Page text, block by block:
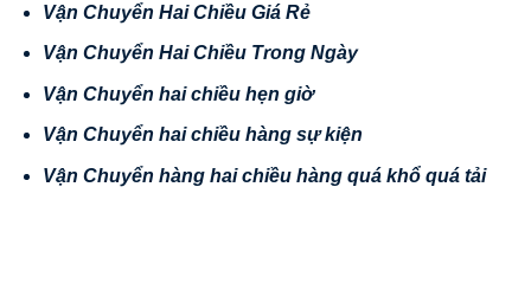
Vận Chuyển Hai Chiều Giá Rẻ
Vận Chuyển Hai Chiều Trong Ngày
Vận Chuyển hai chiều hẹn giờ
Vận Chuyển hai chiều hàng sựkiện
Vận Chuyển hàng hai chiều hàng quá khổquá tải